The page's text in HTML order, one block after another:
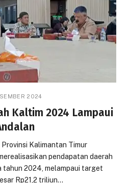
2024
Kaltim 2024 Lampaui
Kalimantan Timur
pendapatan daerah
tahun 2024, melampaui target
Rp21,2 triliun…